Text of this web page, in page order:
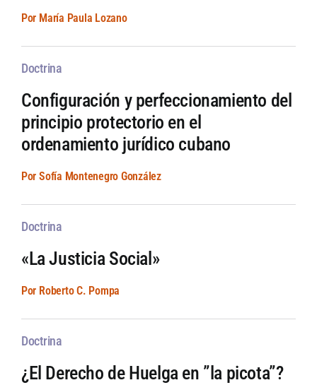
Por María Paula Lozano
Doctrina
Configuración y perfeccionamiento del
principio protectorio en el
ordenamiento jurídico cubano
Por Sofía Montenegro González
Doctrina
«La Justicia Social»
Por Roberto C. Pompa
Doctrina
¿El Derecho de Huelga en ”la picota”?